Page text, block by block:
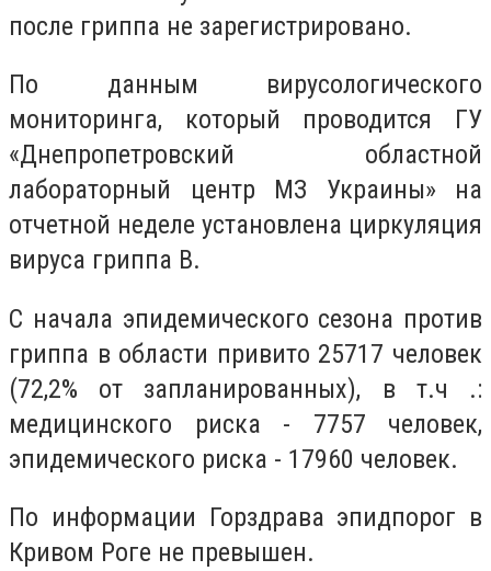
после гриппа не зарегистрировано.
По данным вирусологического
мониторинга, который проводится ГУ
«Днепропетровский областной
лабораторный центр МЗ Украины» на
отчетной неделе установлена циркуляция
вируса гриппа В.
С начала эпидемического сезона против
гриппа в области привито 25717 человек
(72,2% от запланированных), в т.ч .:
медицинского риска - 7757 человек,
эпидемического риска - 17960 человек.
По информации Горздрава эпидпорог в
Кривом Роге не превышен.